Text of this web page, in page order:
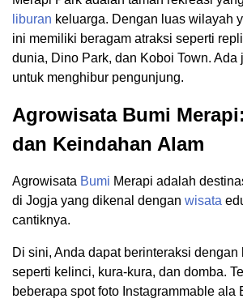
liburan keluarga. Dengan luas wilayah
ini memiliki beragam atraksi seperti
dunia, Dino Park, dan Koboi Town. Ada
untuk menghibur pengunjung.
Agrowisata Bumi
dan Keindahan Alam
Agrowisata Bumi Merapi adalah
di Jogja yang dikenal dengan wisata
cantiknya.
Di sini, Anda dapat berinteraksi dengan
seperti kelinci, kura-kura, dan domba.
beberapa spot foto Instagrammable ala